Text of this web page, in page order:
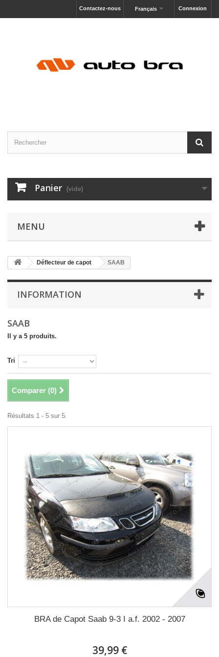
Connexion
Français
Contactez-nous
Panier (vide)
MENU
Déflecteur de capot SAAB
INFORMATION
SAAB
Il y a 5 produits.
Tri
Comparer (0)
Résultats 1 - 5 sur 5.
BRA de Capot Saab 9-3 I a.f. 2002 - 2007
39,99 €